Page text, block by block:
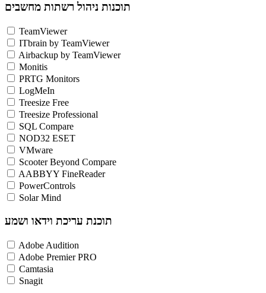
תוכנות ניהול רשתות מחשבים
TeamViewer
ITbrain by TeamViewer
Airbackup by TeamViewer
Monitis
PRTG Monitors
LogMeIn
Treesize Free
Treesize Professional
SQL Compare
NOD32 ESET
VMware
Scooter Beyond Compare
AABBYY FineReader
PowerControls
Solar Mind
תוכנת עריכת וידאו ושמע
Adobe Audition
Adobe Premier PRO
Camtasia
Snagit